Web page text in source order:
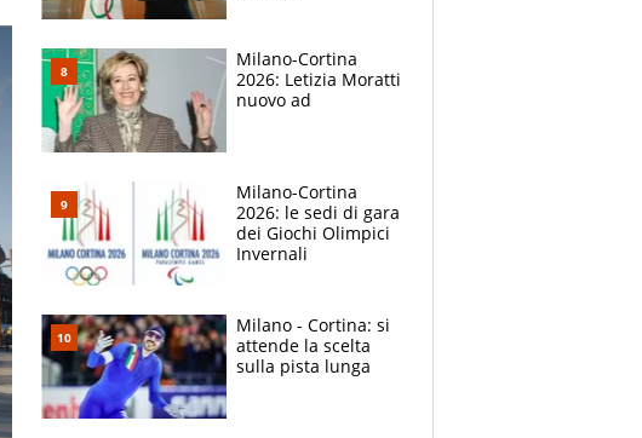
Milano-Cortina
2026: Letizia Moratti
nuovo ad
Milano-Cortina
2026: le sedi di gara
dei Giochi Olimpici
Invernali
Milano - Cortina: si
attende la scelta
sulla pista lunga